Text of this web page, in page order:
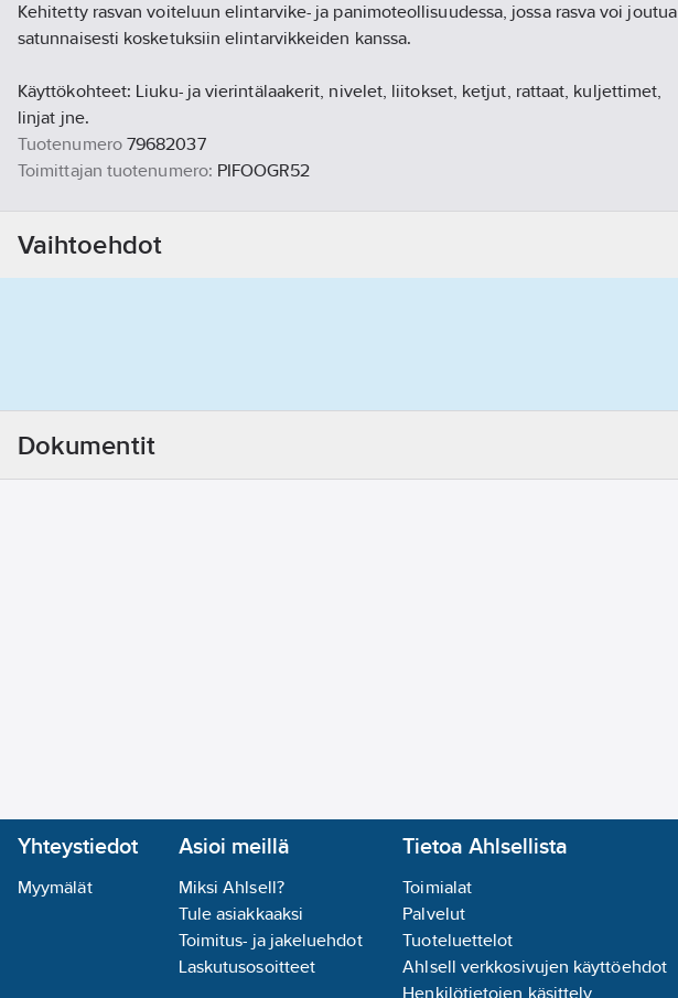
Kehitetty rasvan voiteluun elintarvike- ja panimoteollisuudessa, jossa rasva voi joutua
satunnaisesti kosketuksiin elintarvikkeiden kanssa.
Käyttökohteet: Liuku- ja vierintälaakerit, nivelet, liitokset, ketjut, rattaat, kuljettimet,
linjat jne.
Tuotenumero 79682037
Toimittajan tuotenumero: PIFOOGR52
Vaihtoehdot
Dokumentit
Yhteystiedot
Myymälät
Asioi meillä
Miksi Ahlsell?
Tule asiakkaaksi
Toimitus- ja jakeluehdot
Laskutusosoitteet
Tietoa Ahlsellista
Toimialat
Palvelut
Tuoteluettelot
Ahlsell verkkosivujen käyttöehdot
Henkilötietojen käsittely